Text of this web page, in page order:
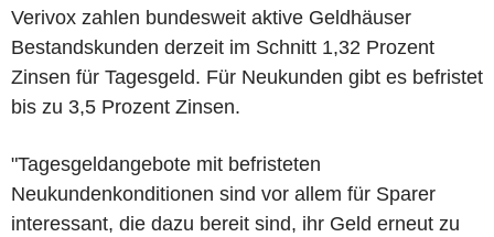
Verivox zahlen bundesweit aktive Geldhäuser
Bestandskunden derzeit im Schnitt 1,32 Prozent
Zinsen für Tagesgeld. Für Neukunden gibt es befristet
bis zu 3,5 Prozent Zinsen.
"Tagesgeldangebote mit befristeten
Neukundenkonditionen sind vor allem für Sparer
interessant, die dazu bereit sind, ihr Geld erneut zu